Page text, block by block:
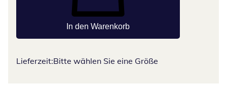
In den Warenkorb
Lieferzeit:Bitte wählen Sie eine Größe